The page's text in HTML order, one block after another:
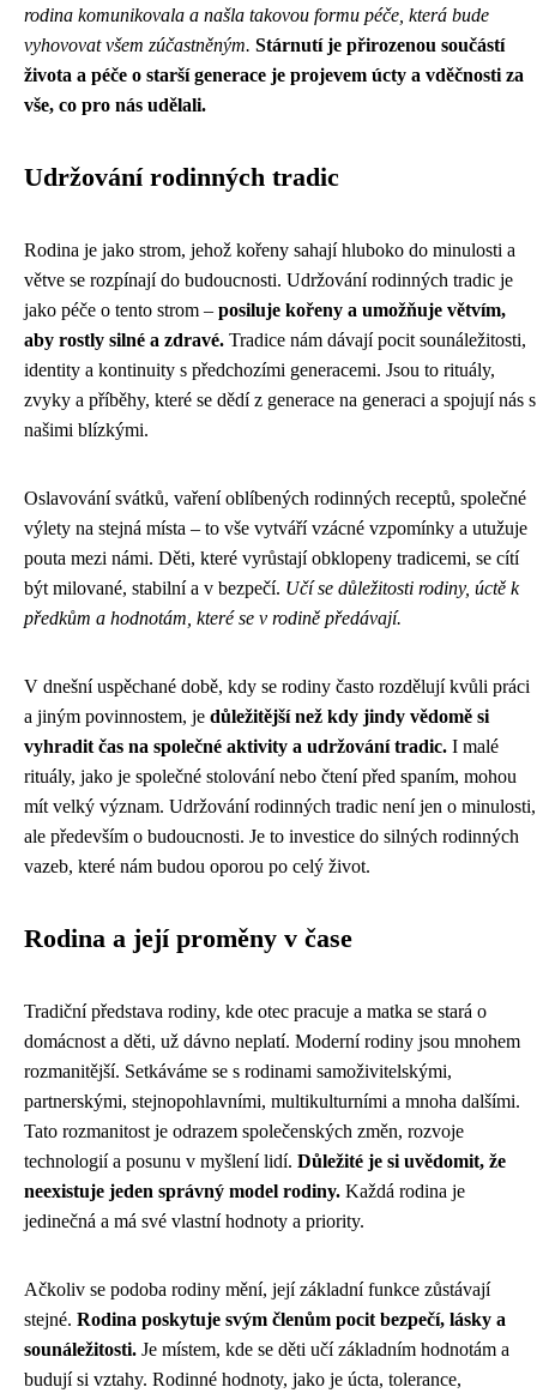
rodina komunikovala a našla takovou formu péče, která bude
vyhovovat všem zúčastněným. Stárnutí je přirozenou součástí
života a péče o starší generace je projevem úcty a vděčnosti za
vše, co pro nás udělali.
Udržování rodinných tradic
Rodina je jako strom, jehož kořeny sahají hluboko do minulosti a
větve se rozpínají do budoucnosti. Udržování rodinných tradic je
jako péče o tento strom – posiluje kořeny a umožňuje větvím,
aby rostly silné a zdravé. Tradice nám dávají pocit sounáležitosti,
identity a kontinuity s předchozími generacemi. Jsou to rituály,
zvyky a příběhy, které se dědí z generace na generaci a spojují nás s
našimi blízkými.
Oslavování svátků, vaření oblíbených rodinných receptů, společné
výlety na stejná místa – to vše vytváří vzácné vzpomínky a utužuje
pouta mezi námi. Děti, které vyrůstají obklopeny tradicemi, se cítí
být milované, stabilní a v bezpečí. Učí se důležitosti rodiny, úctě k
předkům a hodnotám, které se v rodině předávají.
V dnešní uspěchané době, kdy se rodiny často rozdělují kvůli práci
a jiným povinnostem, je důležitější než kdy jindy vědomě si
vyhradit čas na společné aktivity a udržování tradic. I malé
rituály, jako je společné stolování nebo čtení před spaním, mohou
mít velký význam. Udržování rodinných tradic není jen o minulosti,
ale především o budoucnosti. Je to investice do silných rodinných
vazeb, které nám budou oporou po celý život.
Rodina a její proměny v čase
Tradiční představa rodiny, kde otec pracuje a matka se stará o
domácnost a děti, už dávno neplatí. Moderní rodiny jsou mnohem
rozmanitější. Setkáváme se s rodinami samoživitelskými,
partnerskými, stejnopohlavními, multikulturními a mnoha dalšími.
Tato rozmanitost je odrazem společenských změn, rozvoje
technologií a posunu v myšlení lidí. Důležité je si uvědomit, že
neexistuje jeden správný model rodiny. Každá rodina je
jedinečná a má své vlastní hodnoty a priority.
Ačkoliv se podoba rodiny mění, její základní funkce zůstávají
stejné. Rodina poskytuje svým členům pocit bezpečí, lásky a
sounáležitosti. Je místem, kde se děti učí základním hodnotám a
budují si vztahy. Rodinné hodnoty, jako je úcta, tolerance,